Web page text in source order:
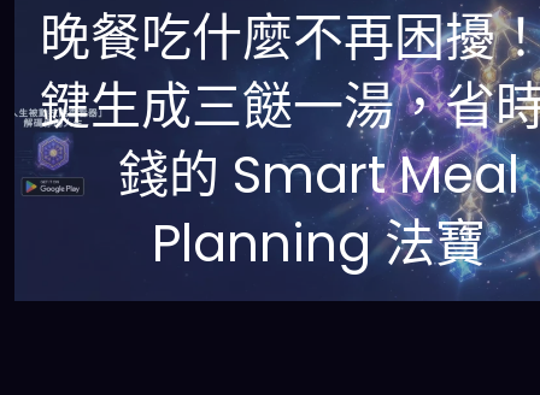
晚餐吃什麼不再困擾
鍵生成三餸一湯，省
錢的 Smart Meal
Planning 法寶